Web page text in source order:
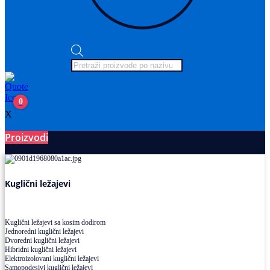
Products
search
0
X
Proizvodi
Kuglični ležajevi
Kuglični ležajevi sa kosim dodirom
Jednoredni kuglični ležajevi
Dvoredni kuglični ležajevi
Hibridni kuglični ležajevi
Elektroizolovani kuglični ležajevi
Samopodesivi kuglični ležajevi